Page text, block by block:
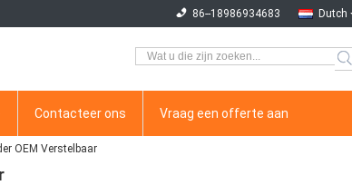
Dutch
86--18986934683
Contacteer ons Vraag een offerte aan
OEM Verstelbaar